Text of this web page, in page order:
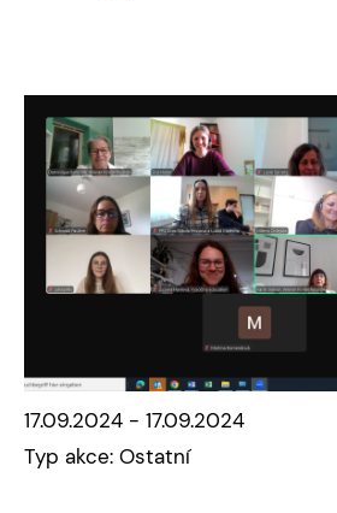
17.09.2024 - 17.09.2024
Typ akce: Ostatní